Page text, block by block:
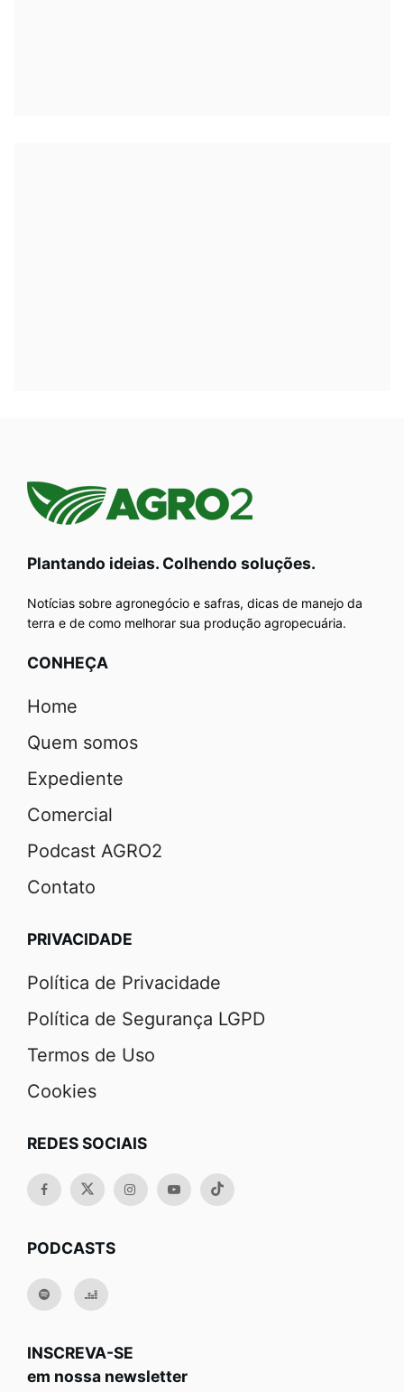
Plantando ideias. Colhendo soluções.
Notícias sobre agronegócio e safras, dicas de manejo da
terra e de como melhorar sua produção agropecuária.
CONHEÇA
Home
Quem somos
Expediente
Comercial
Podcast AGRO2
Contato
PRIVACIDADE
Política de Privacidade
Política de Segurança LGPD
Termos de Uso
Cookies
REDES SOCIAIS
PODCASTS
INSCREVA-SE
em nossa newsletter